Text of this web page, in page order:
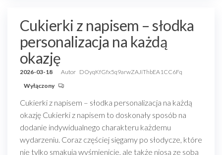
Cukierki z napisem – słodka
personalizacja na każdą
okazję
2026-03-18 Autor DOyqKfGfx5q9arwZAJiThbEA1CC6Fq
Wyłączony
Cukierki z napisem – słodka personalizacja na każdą
okazję Cukierki z napisem to doskonały sposób na
dodanie indywidualnego charakteru każdemu
wydarzeniu. Coraz częściej sięgamy po słodycze, które
nie tylko smakują wyśmienicie, ale także niosą ze sobą